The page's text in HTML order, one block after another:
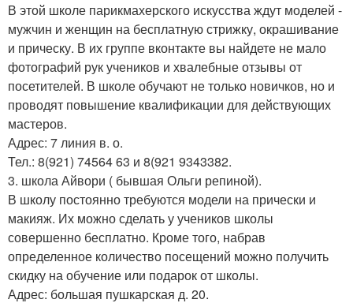
В этой школе парикмахерского искусства ждут моделей -
мужчин и женщин на бесплатную стрижку, окрашивание
и прическу. В их группе вконтакте вы найдете не мало
фотографий рук учеников и хвалебные отзывы от
посетителей. В школе обучают не только новичков, но и
проводят повышение квалификации для действующих
мастеров.
Адрес: 7 линия в. о.
Тел.: 8(921) 74564 63 и 8(921 9343382.
3. школа Айвори ( бывшая Ольги репиной).
В школу постоянно требуются модели на прически и
макияж. Их можно сделать у учеников школы
совершенно бесплатно. Кроме того, набрав
определенное количество посещений можно получить
скидку на обучение или подарок от школы.
Адрес: большая пушкарская д. 20.